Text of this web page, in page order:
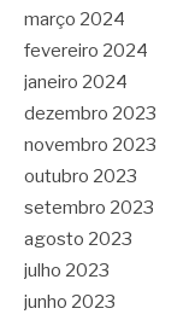
março 2024
fevereiro 2024
janeiro 2024
dezembro 2023
novembro 2023
outubro 2023
setembro 2023
agosto 2023
julho 2023
junho 2023